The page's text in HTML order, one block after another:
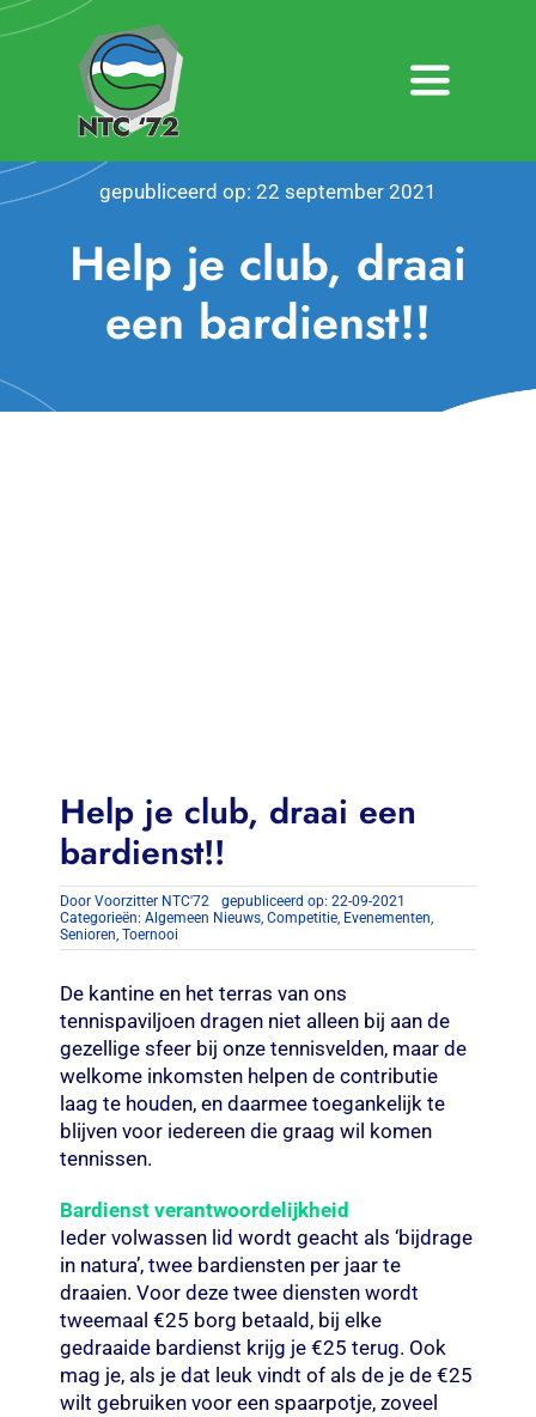
Ga
naar
Toggle
Home
Over NTC ’72
gepubliceerd op: 22 september 2021
Help je club, draai
een bardienst!!
Help je club, draai een
bardienst!!
Door Voorzitter NTC'72
gepubliceerd op: 22-09-2021
Categorieën: Algemeen Nieuws, Competitie, Evenementen,
Senioren, Toernooi
De kantine en het terras van ons
tennispaviljoen dragen niet alleen bij aan de
gezellige sfeer bij onze tennisvelden, maar de
welkome inkomsten helpen de contributie
laag te houden, en daarmee toegankelijk te
blijven voor iedereen die graag wil komen
tennissen.
Bardienst verantwoordelijkheid
Ieder volwassen lid wordt geacht als ‘bijdrage
in natura’, twee bardiensten per jaar te
draaien. Voor deze twee diensten wordt
tweemaal €25 borg betaald, bij elke
gedraaide bardienst krijg je €25 terug. Ook
mag je, als je dat leuk vindt of als de je de €25
wilt gebruiken voor een spaarpotje, zoveel